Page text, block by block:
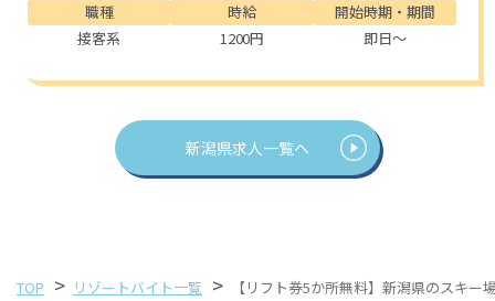
職種
接客系
時給
1200円
開始時期・期間
即日～
新潟県求人一覧へ
TOP > リゾートバイト一覧 > 【リフト券5か所無料】新潟県のスキー